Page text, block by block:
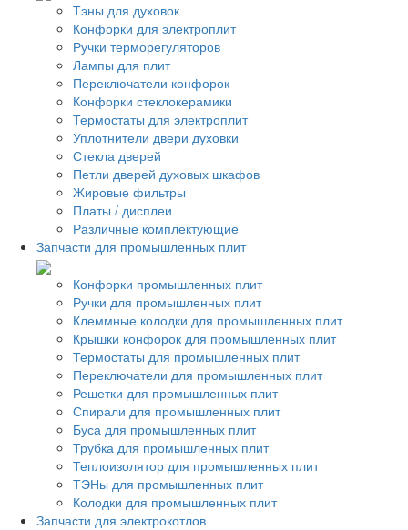
Тэны для духовок
Конфорки для электроплит
Ручки терморегуляторов
Лампы для плит
Переключатели конфорок
Конфорки стеклокерамики
Термостаты для электроплит
Уплотнители двери духовки
Стекла дверей
Петли дверей духовых шкафов
Жировые фильтры
Платы / дисплеи
Различные комплектующие
Запчасти для промышленных плит
Конфорки промышленных плит
Ручки для промышленных плит
Клеммные колодки для промышленных плит
Крышки конфорок для промышленных плит
Термостаты для промышленных плит
Переключатели для промышленных плит
Решетки для промышленных плит
Спирали для промышленных плит
Буса для промышленных плит
Трубка для промышленных плит
Теплоизолятор для промышленных плит
ТЭНы для промышленных плит
Колодки для промышленных плит
Запчасти для электрокотлов